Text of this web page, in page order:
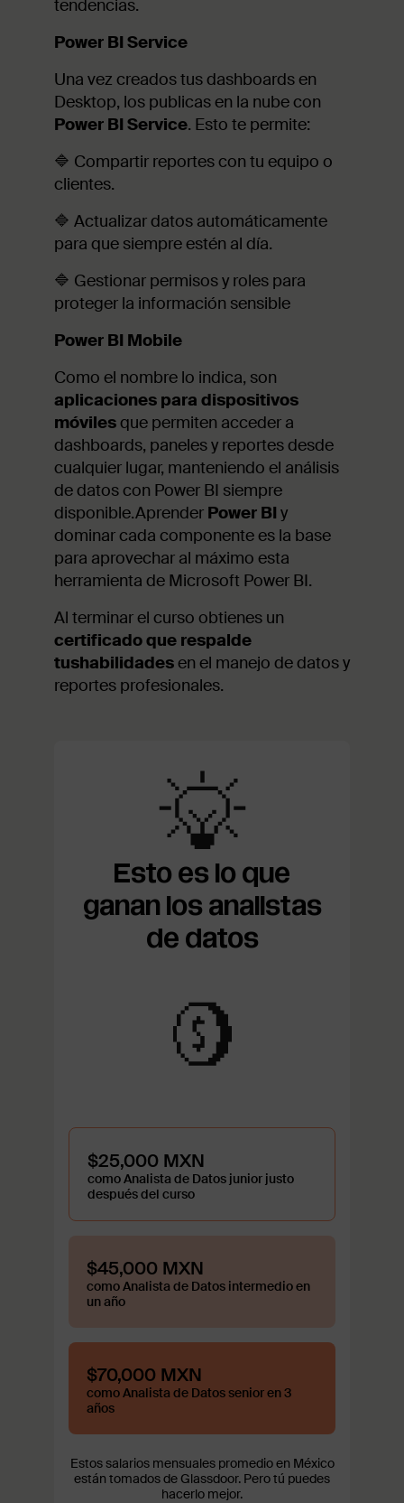
tendencias.
Power BI Service
Una vez creados tus dashboards en
Desktop, los publicas en la nube con
Power BI Service. Esto te permite:
🔷 Compartir reportes con tu equipo o
clientes.
🔷 Actualizar datos automáticamente
para que siempre estén al día.
🔷 Gestionar permisos y roles para
proteger la información sensible
Power BI Mobile
Como el nombre lo indica, son
aplicaciones para dispositivos
móvilesque permiten acceder a
dashboards, paneles y reportes desde
cualquier lugar, manteniendo el análisis
de datos con Power BI siempre
disponible.Aprender Power BI y
dominar cada componente es la base
para aprovechar al máximo esta
herramienta de Microsoft Power BI.
Al terminar el curso obtienes un
certificado que respalde
tushabilidadesen el manejo de datos y
reportes profesionales.
Esto es lo que
ganan los analistas
de datos
$25,000 MXN
como Analista de Datos junior justo
después del curso
$45,000 MXN
como Analista de Datos intermedio en
un año
$70,000 MXN
como Analista de Datos senior en 3
años
Estos salarios mensuales promedio en México
están tomados de Glassdoor. Pero tú puedes
hacerlo mejor.